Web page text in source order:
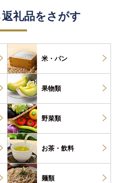
礼品をさがす
米・パン
果物類
野菜類
お茶・ 飲料
麺類